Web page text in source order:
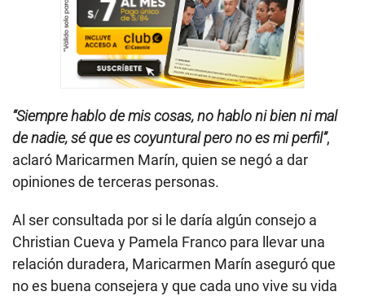
“Siempre hablo de mis cosas, no hablo ni bien ni mal
de nadie, sé que es coyuntural pero no es mi perfil”,
aclaró Maricarmen Marín, quien se negó a dar
opiniones de terceras personas.
Al ser consultada por si le daría algún consejo a
Christian Cueva y Pamela Franco para llevar una
relación duradera, Maricarmen Marín aseguró que
no es buena consejera y que cada uno vive su vida